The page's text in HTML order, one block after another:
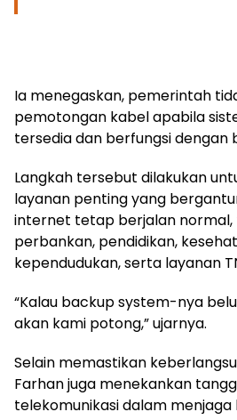
Ia menegaskan, pemerintah
pemotongan kabel apabila
tersedia dan berfungsi dengan
Langkah tersebut dilakukan
layanan penting yang
internet tetap berjalan
perbankan, pendidikan,
kependudukan, serta layanan
“Kalau backup system-nya
akan kami potong,” ujarnya.
Selain memastikan
Farhan juga menekankan
telekomunikasi dalam menjaga